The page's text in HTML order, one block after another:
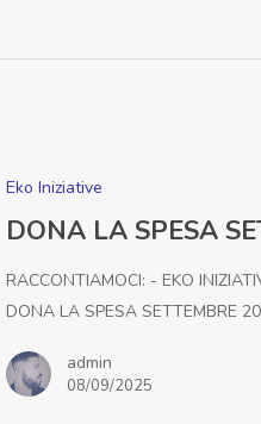
Eko Iniziative
DONA LA SPESA
RACCONTIAMOCI: - EKO
DONA LA SPESA SETTEMBRE
admin
08/09/2025